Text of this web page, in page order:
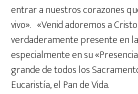
entrar a nuestros corazones
vivo». «Venid adoremos a
verdaderamente presente en
especialmente en su
grande de todos los
Eucaristía, el Pan de Vida.